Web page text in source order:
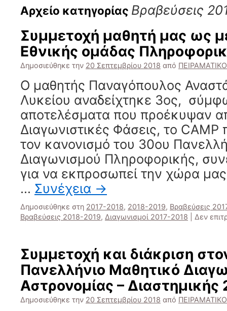
Αρχείο κατηγορίας Βραβεύσεις
Συμμετοχή μαθητή μας ως
Εθνικής ομάδας
Δημοσιεύθηκε την 20 Σεπτεμβρίου 2018 από
Ο μαθητής Παναγόπουλος
Λυκείου αναδείχτηκε 3ος,
αποτελέσματα που προέκυψαν
Διαγωνιστικές Φάσεις, το CAMP
τον κανονισμό του 30ου
Διαγωνισμού Πληροφορικής,
για να εκπροσωπεί την χώρα
… Συνέχεια →
Δημοσιεύθηκε στη 2017-2018, 2018-2019, Βραβεύσεις
Βραβεύσεις 2018-2019, Διαγωνισμοί 2017-2018 Δεν
Συμμετοχή και διάκριση
Πανελλήνιο Μαθητικό
Αστρονομίας – Διαστημικής
Δημοσιεύθηκε την 20 Σεπτεμβρίου 2018 από